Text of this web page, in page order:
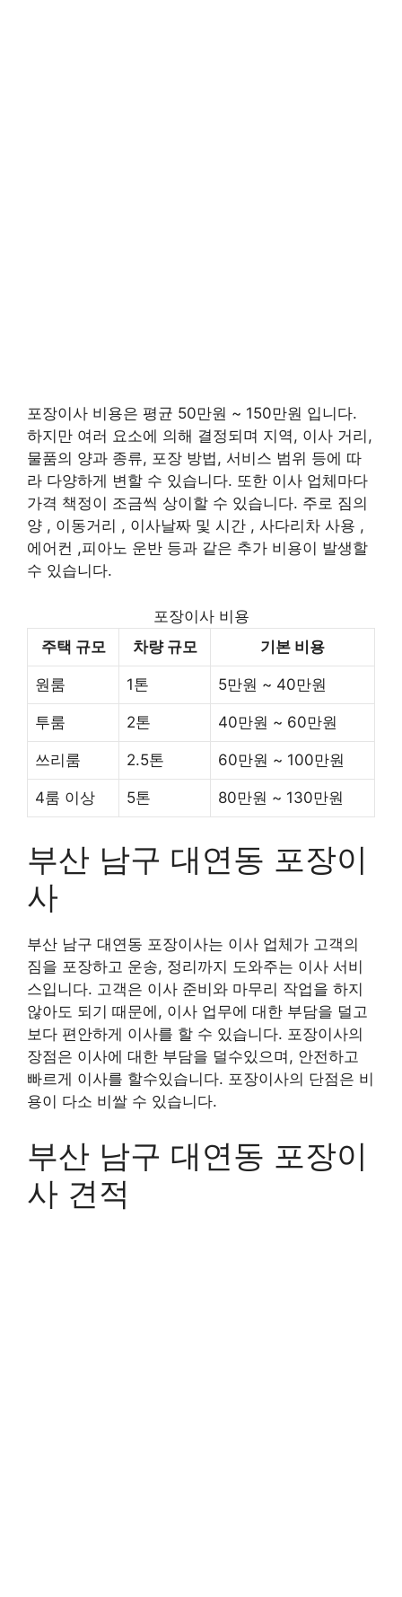
포장이사 비용은 평균 50만원 ~ 150만원 입니다.
하지만 여러 요소에 의해 결정되며 지역, 이사 거리,
물품의 양과 종류, 포장 방법, 서비스 범위 등에 따
라 다양하게 변할 수 있습니다. 또한 이사 업체마다
가격 책정이 조금씩 상이할 수 있습니다. 주로 짐의
양 , 이동거리 , 이사날짜 및 시간 , 사다리차 사용 ,
에어컨 ,피아노 운반 등과 같은 추가 비용이 발생할
수 있습니다.
포장이사 비용
주택 규모
차량 규모 기본 비용
원룸 1톤 5만원 ~ 40만원
투룸 2톤 40만원 ~ 60만원
쓰리룸 2.5톤 60만원 ~ 100만원
4룸 이상 5톤 80만원 ~ 130만원
부산 남구 대연동 포장이
사
부산 남구 대연동 포장이사는 이사 업체가 고객의
짐을 포장하고 운송, 정리까지 도와주는 이사 서비
스입니다. 고객은 이사 준비와 마무리 작업을 하지
않아도 되기 때문에, 이사 업무에 대한 부담을 덜고
보다 편안하게 이사를 할 수 있습니다. 포장이사의
장점은 이사에 대한 부담을 덜수있으며, 안전하고
빠르게 이사를 할수있습니다. 포장이사의 단점은 비
용이 다소 비쌀 수 있습니다.
부산 남구 대연동 포장이
사 견적